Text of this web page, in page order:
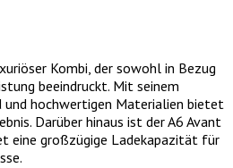
Kombi, der sowohl in Bezug
beeindruckt. Mit seinem
und hochwertigen Materialien bietet
Darüber hinaus ist der A6 Avant
eine großzügige Ladekapazität für